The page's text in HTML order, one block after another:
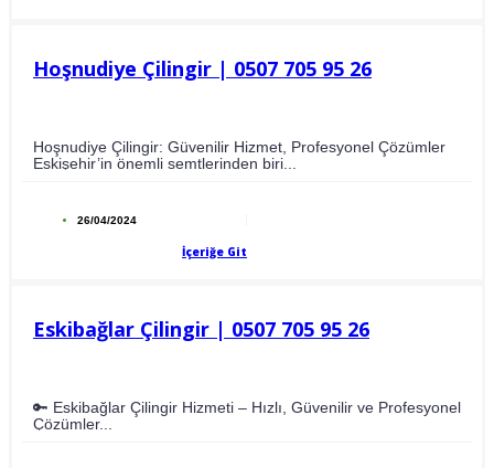
Hoşnudiye Çilingir | 0507 705 95 26
Hoşnudiye Çilingir: Güvenilir Hizmet, Profesyonel Çözümler
Eskişehir’in önemli semtlerinden biri...
26/04/2024
İçeriğe Git
Eskibağlar Çilingir | 0507 705 95 26
🔑 Eskibağlar Çilingir Hizmeti – Hızlı, Güvenilir ve Profesyonel
Çözümler...